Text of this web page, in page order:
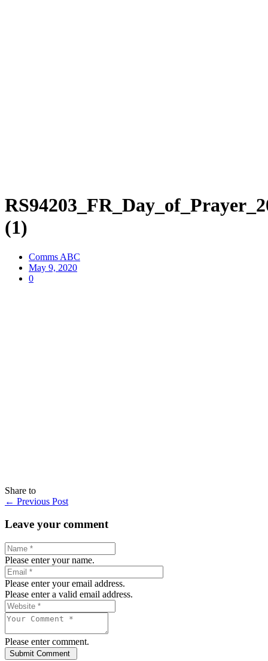
(1)
Comms ABC
May 9, 2020
0
Share to
← Previous Post
Leave your comment
Please enter your name.
Please enter your email address.
Please enter a valid email address.
Please enter comment.